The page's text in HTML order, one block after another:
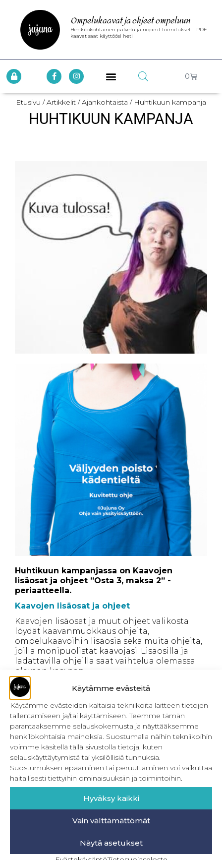
Käytämme evästeitä
Käytämme evästeiden kaltaisia tekniikoita laitteen tietojen
tallentamiseen ja/tai käyttämiseen. Teemme tämän
parantaaksemme selauskokemusta ja näyttääksemme
henkilökohtaisia mainoksia. Suostumalla näihin tekniikoihin
voimme käsitellä tällä sivustolla tietoja, kuten
selauskäyttäytymistä tai yksilöllisiä tunnuksia.
Suostumuksen epääminen tai peruuttaminen voi vaikuttaa
haitallisesti tiettyihin ominaisuuksiin ja toimintoihin.
Hyväksy kaikki
Vain välttämättömät
Näytä asetukset
Ompelukaavat ja ohjeet ompeluun
Henkilökohtainen palvelu ja nopeat toimitukset – PDF-
kaavat saat käyttöösi heti
0
Etusivu /Artikkelit /Ajankohtaista / Huhtikuun kampanja
HUHTIKUUN KAMPANJA
Huhtikuun kampanjassa on Kaavojen
lisäosat ja ohjeet ”Osta 3, maksa 2” -
periaatteella.
Kaavojen lisäosat ja ohjeet
Kaavojen lisäosat ja muut ohjeet valikosta
löydät kaavanmuokkaus ohjeita,
ompelukaavoihin lisäosia sekä muita ohjeita,
joilla monipuolistat kaavojasi. Lisäosilla ja
ladattavilla ohjeilla saat vaihtelua olemassa
olevaan kaavaan.
Huhtikuun kampanjan ehdot:
Kampanjaan kuuluvat tuotteet löydät
tästä valikosta
Vuorin piirtäminen ulkohousuihin –
ohje jaEpäsymmetrinen helma – ohje
eivät kuulu kampanjaan.
Etu huomioidaan automaattisesti, kun
kampanjan ehdot täyttyvät.
Kampanja on voimassa 1.-30.4.2025
välisen ajan.
Jaa tämä artikkeli:
i
W
h
F
a
ä